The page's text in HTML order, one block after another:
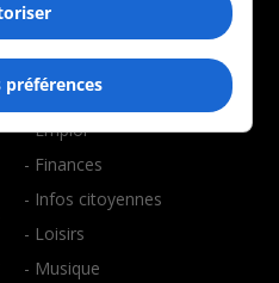
- Affaires
- Art de vivre
- Bien-être
- Emploi
- Finances
- Infos citoyennes
- Loisirs
- Musique
préférences